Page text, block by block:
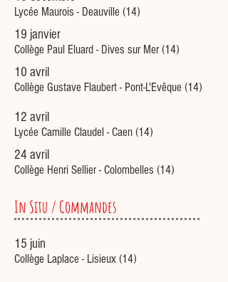
Lycée Maurois - Deauville (14)
19 janvier
Collège Paul Eluard - Dives sur Mer (14)
10 avril
Collège Gustave Flaubert - Pont-L'Evêque (14)
12 avril
Lycée Camille Claudel - Caen (14)
24 avril
Collège Henri Sellier - Colombelles (14)
In Situ / Commandes
15 juin
Collège Laplace - Lisieux (14)